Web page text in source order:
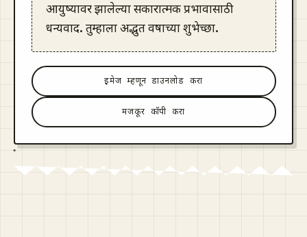
आयुष्यावर झालेल्या सकारात्मक प्रभावासाठी
धन्यवाद. तुम्हाला अद्भुत वर्षाच्या शुभेच्छा.
इमेज म्हणून डाउनलोड करा
मजकूर कॉपी करा